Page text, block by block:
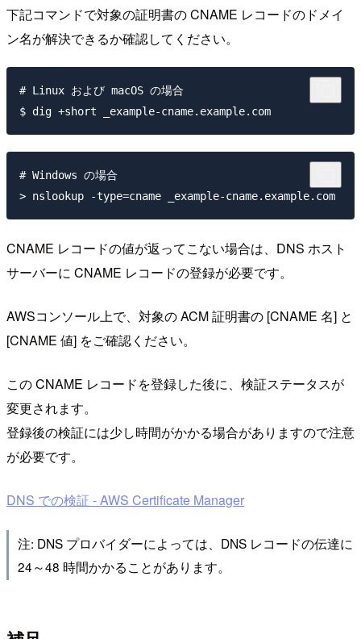
下記コマンドで対象の証明書の CNAME レコードのドメイ
ン名が解決できるか確認してください。
# Linux および macOS の場合
# Windows の場合
CNAME レコードの値が返ってこない場合は、DNS ホスト
サーバーに CNAME レコードの登録が必要です。
AWSコンソール上で、対象の ACM 証明書の [CNAME 名] と
[CNAME 値] をご確認ください。
この CNAME レコードを登録した後に、検証ステータスが
変更されます。
登録後の検証には少し時間がかかる場合がありますので注意
が必要です。
DNS での検証 - AWS Certificate Manager
注: DNS プロバイダーによっては、DNS レコードの伝達に
24～48 時間かかることがあります。